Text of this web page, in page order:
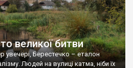
великої битви
увечері, Берестечко – еталон
Людей на вулиці катма, ніби їх